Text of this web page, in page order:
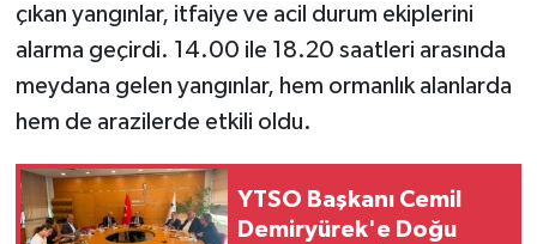
çıkan yangınlar, itfaiye ve acil durum ekiplerini
alarma geçirdi. 14.00 ile 18.20 saatleri arasında
meydana gelen yangınlar, hem ormanlık alanlarda
hem de arazilerde etkili oldu.
YTSO Başkanı Cemil
Demiryürek'e Doğu